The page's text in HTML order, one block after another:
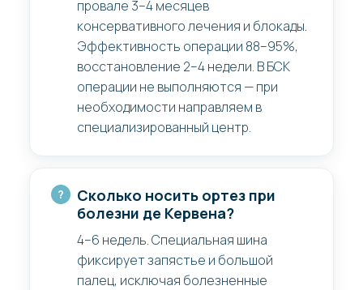
провале 3–4 месяцев
консервативного лечения и блокады.
Эффективность операции 88–95%,
восстановление 2–4 недели. В БСК
операции не выполняются — при
необходимости направляем в
специализированный центр.
Сколько носить ортез при
болезни де Кервена?
4–6 недель. Специальная шина
фиксирует запястье и большой
палец, исключая болезненные